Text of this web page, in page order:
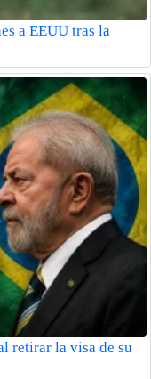
a EEUU tras la
retirar la visa de su